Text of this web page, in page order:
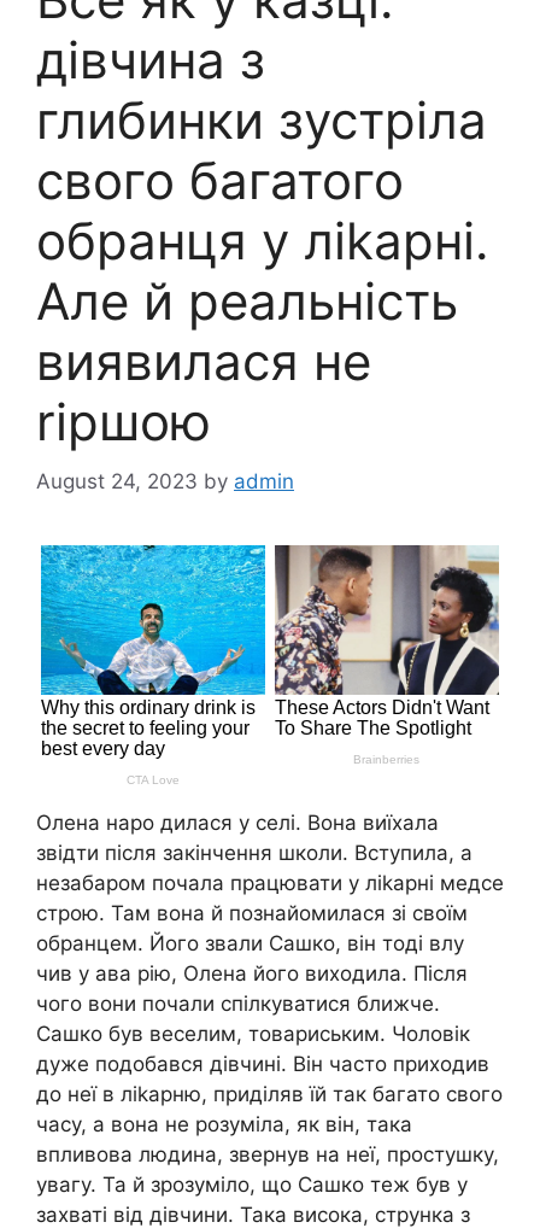
дівчина з
глибинки зустріла
свого багатого
обранця у ліkарні.
Але й реальність
виявилася не
rіршою
August 24, 2023 by admin
Олена наро дилася у селі. Вона виїхала
звідти після закінчення школи. Вступила, а
незабаром почала працювати у ліkарні медсе
строю. Там вона й познайомилася зі своїм
обранцем. Його звали Сашко, він тоді влу
чив у ава рію, Олена його виходила. Після
чого вони почали спілкуватися ближче.
Сашко був веселим, товариським. Чоловік
дуже подобався дівчині. Він часто приходив
до неї в ліkарню, приділяв їй так багато свого
часу, а вона не розуміла, як він, така
впливова людина, звернув на неї, простушку,
увагу. Та й зрозуміло, що Сашко теж був у
захваті від дівчини. Така висока, струнка з